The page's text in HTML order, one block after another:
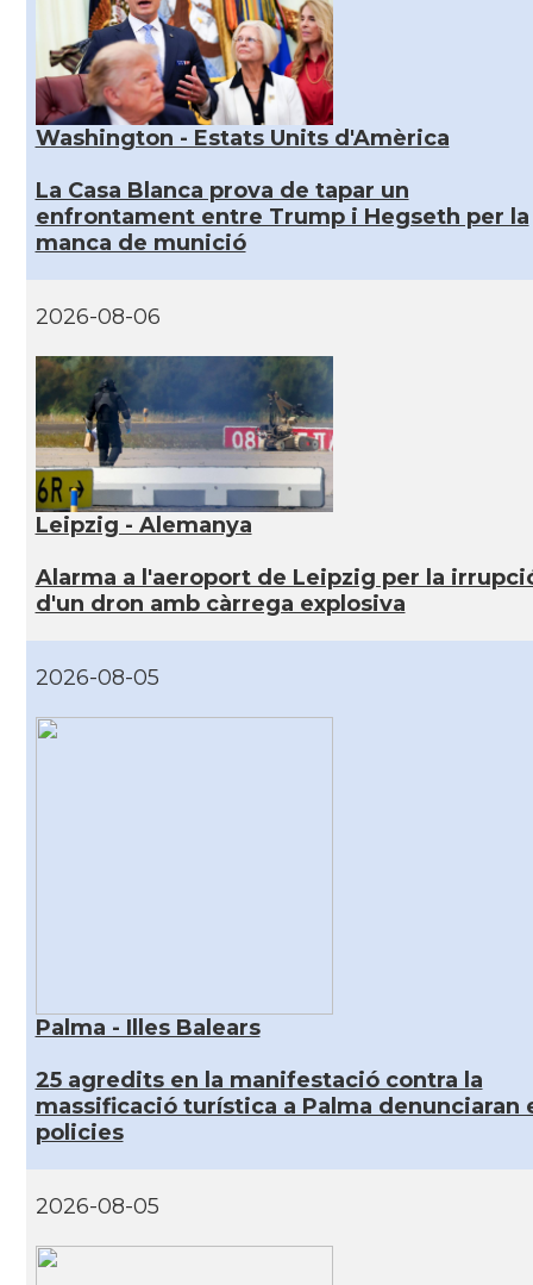
Washington - Estats Units d'Amèrica
La Casa Blanca prova de tapar un
enfrontament entre Trump i Hegseth per la
manca de munició
2026-08-06
Leipzig - Alemanya
Alarma a l'aeroport de Leipzig per la
d'un dron amb càrrega explosiva
2026-08-05
Palma - Illes Balears
25 agredits en la manifestació contra la
massificació turística a Palma denunciaran
policies
2026-08-05